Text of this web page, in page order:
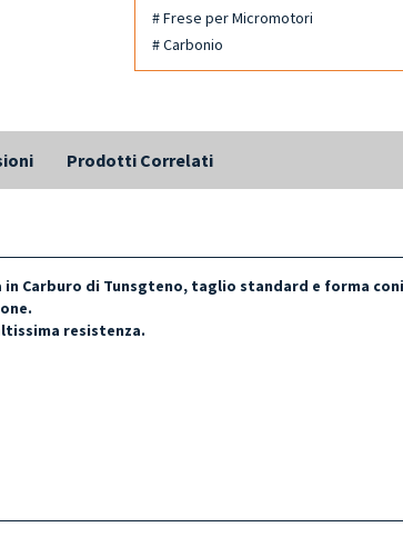
# Frese per Micromotori
# Carbonio
Prodotti Correlati
Carburo di Tunsgteno, taglio standard e forma
resistenza.